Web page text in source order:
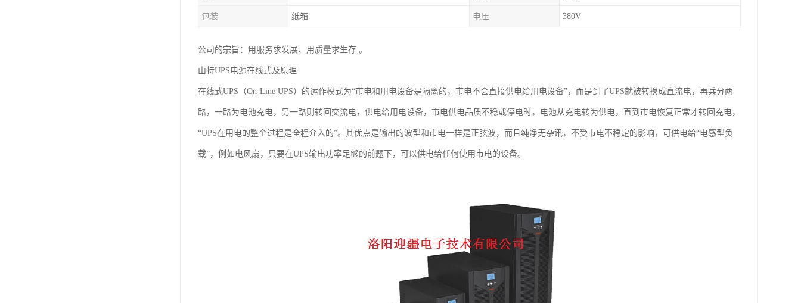
包装 纸箱 电压 380V
公司的宗旨：用服务求发展、用质量求生存 。
山特UPS电源在线式及原理
在线式UPS（On-Line UPS）的运作模式为“市电和用电设备是隔离的，市电不会直接供电给用电设备”，而是到了UPS就被转换成直流电，再兵分两
路，一路为电池充电，另一路则转回交流电，供电给用电设备，市电供电品质不稳或停电时，电池从充电转为供电，直到市电恢复正常才转回充电，
“UPS在用电的整个过程是全程介入的”。其优点是输出的波型和市电一样是正弦波，而且纯净无杂讯，不受市电不稳定的影响，可供电给“电感型负
载”，例如电风扇，只要在UPS输出功率足够的前题下，可以供电给任何使用市电的设备。